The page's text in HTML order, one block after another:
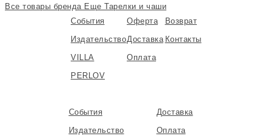
Все товары бренда Еще Тарелки и чаши
События
Издательство
VILLA
PERLOV
Оферта
Доставка
Оплата
Возврат
Контакты
События
Издательство
Доставка
Оплата